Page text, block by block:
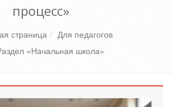
процесс»
страница
Для педагогов
«Начальная школа»